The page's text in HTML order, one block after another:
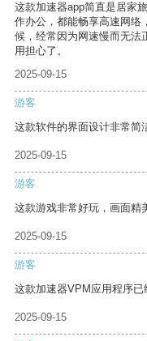
这款加速器app简直是居家
作办公，都能畅享高速网络
候，经常因为网速慢而无法
用担心了。
2025-09-15
游客
这款软件的界面设计非常简
2025-09-15
游客
这款游戏非常好玩，画面精
2025-09-15
游客
这款加速器VPM应用程序已
2025-09-15